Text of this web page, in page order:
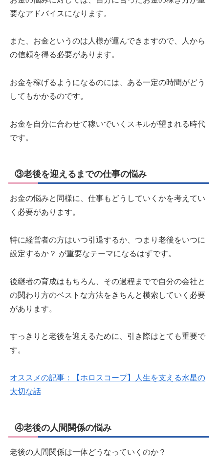
要なアドバイスになります。
また、お金というのは人様が運んできますので、人から
の信頼を得る必要があります。
お金を稼げるようになるのには、ある一定の時間がどう
してもかかるのです。
お金を自分に合わせて稼いでいくスキルが望まれる時代
です。
③老後を迎えるまでの仕事の悩み
お金の悩みと同様に、仕事もどうしていくかを考えてい
く必要があります。
特に経営者の方はいつ引退するか、つまり老後をいつに
設定するか？ が重要なテーマになるはずです。
後継者の育成はもちろん、その過程までで自分の会社と
の関わり方のベストな方法をきちんと模索していく必要
があります。
すっきりと老後を迎えるために、引き際はとても重要で
す。
オススメの記事：【ホロスコープ】人生を支える水星の
大切な話
④老後の人間関係の悩み
老後の人間関係は一体どうなっていくのか？